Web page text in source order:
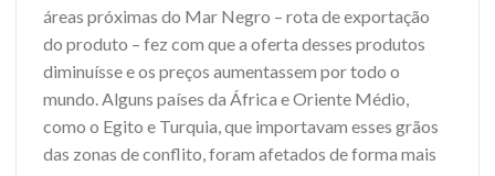
áreas próximas do Mar Negro – rota de exportação
do produto – fez com que a oferta desses produtos
diminuísse e os preços aumentassem por todo o
mundo. Alguns países da África e Oriente Médio,
como o Egito e Turquia, que importavam esses grãos
das zonas de conflito, foram afetados de forma mais